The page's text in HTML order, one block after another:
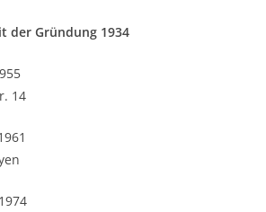
der Gründung 1934
14